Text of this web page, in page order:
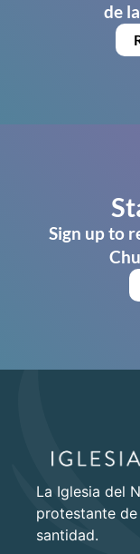
de
Sign up to
La Iglesia del
protestante
santidad.